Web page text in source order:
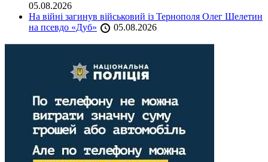
05.08.2026
На війні загинув військовий із Тернополя Олег Шелетин
на псевдо «Дуб»
05.08.2026